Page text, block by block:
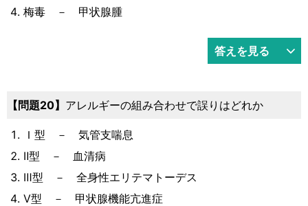
梅毒 － 甲状腺腫
答えを見る
20 アレルギーの組み合わせで誤りはどれか
Ｉ型 － 気管支喘息
Ⅱ型 － 血清病
Ⅲ型 － 全身性エリテマトーデス
Ⅴ型 － 甲状腺機能亢進症